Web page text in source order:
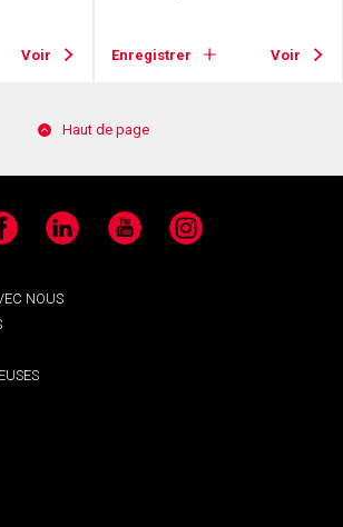
Voir Enregistrer Voir
Haut de page
LinkedIn YouTube Instagram
NOUS